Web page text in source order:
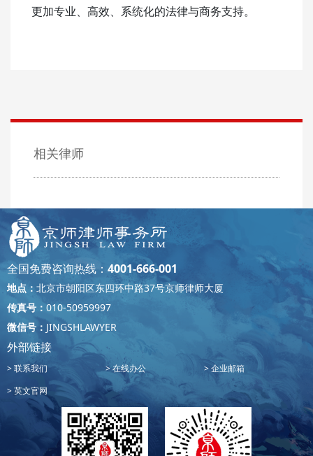
更加专业、高效、系统化的法律与商务支持。
相关律师
全国免费咨询热线： 4001-666-001
地点： 北京市朝阳区东四环中路37号京师律师大厦
传真号： 010-50959997
微信号： JINGSHLAWYER
外部链接
联系我们 在线办公
企业邮箱
英文官网